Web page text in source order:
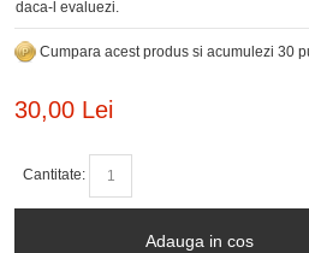
daca-l evaluezi.
Cumpara acest produs si acumulezi 30
30,00 Lei
Cantitate:
Adauga in cos